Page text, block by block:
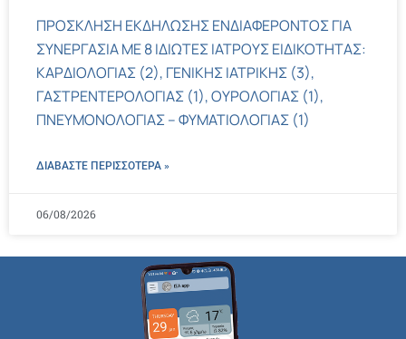
ΠΡΟΣΚΛΗΣΗ ΕΚΔΗΛΩΣΗΣ ΕΝΔΙΑΦΕΡΟΝΤΟΣ ΓΙΑ
ΣΥΝΕΡΓΑΣΙΑ ΜΕ 8 ΙΔΙΩΤΕΣ ΙΑΤΡΟΥΣ ΕΙΔΙΚΟΤΗΤΑΣ:
ΚΑΡΔΙΟΛΟΓΙΑΣ (2), ΓΕΝΙΚΗΣ ΙΑΤΡΙΚΗΣ (3),
ΓΑΣΤΡΕΝΤΕΡΟΛΟΓΙΑΣ (1), ΟΥΡΟΛΟΓΙΑΣ (1),
ΠΝΕΥΜΟΝΟΛΟΓΙΑΣ – ΦΥΜΑΤΙΟΛΟΓΙΑΣ (1)
ΔΙΑΒΑΣΤΕ ΠΕΡΙΣΣΌΤΕΡΑ »
06/08/2026